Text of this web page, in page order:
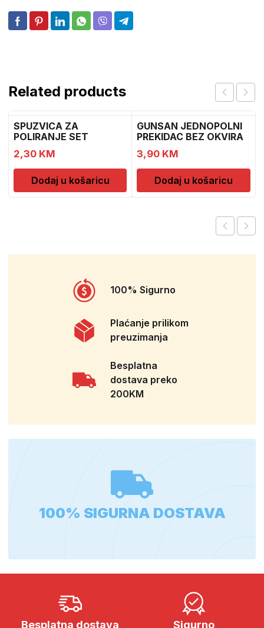
Related products
SPUZVICA ZA
POLIRANJE SET
2,30 KM
Dodaj u košaricu
GUNSAN JEDNOPOLNI
PREKIDAC BEZ OKVIRA
11
3,90 KM
Dodaj u košaricu
100% Sigurno
Plaćanje prilikom
preuzimanja
Besplatna
dostava preko
200KM
100% SIGURNA DOSTAVA
Besplatna dostava Sigurno